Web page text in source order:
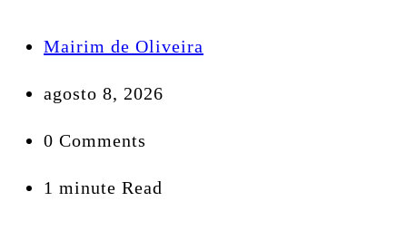
Mairim de Oliveira
agosto 8, 2026
0 Comments
1 minute Read